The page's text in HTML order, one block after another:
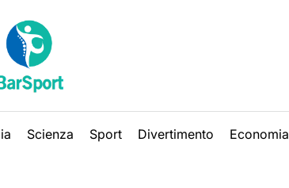
Scienza Sport Divertimento Economia